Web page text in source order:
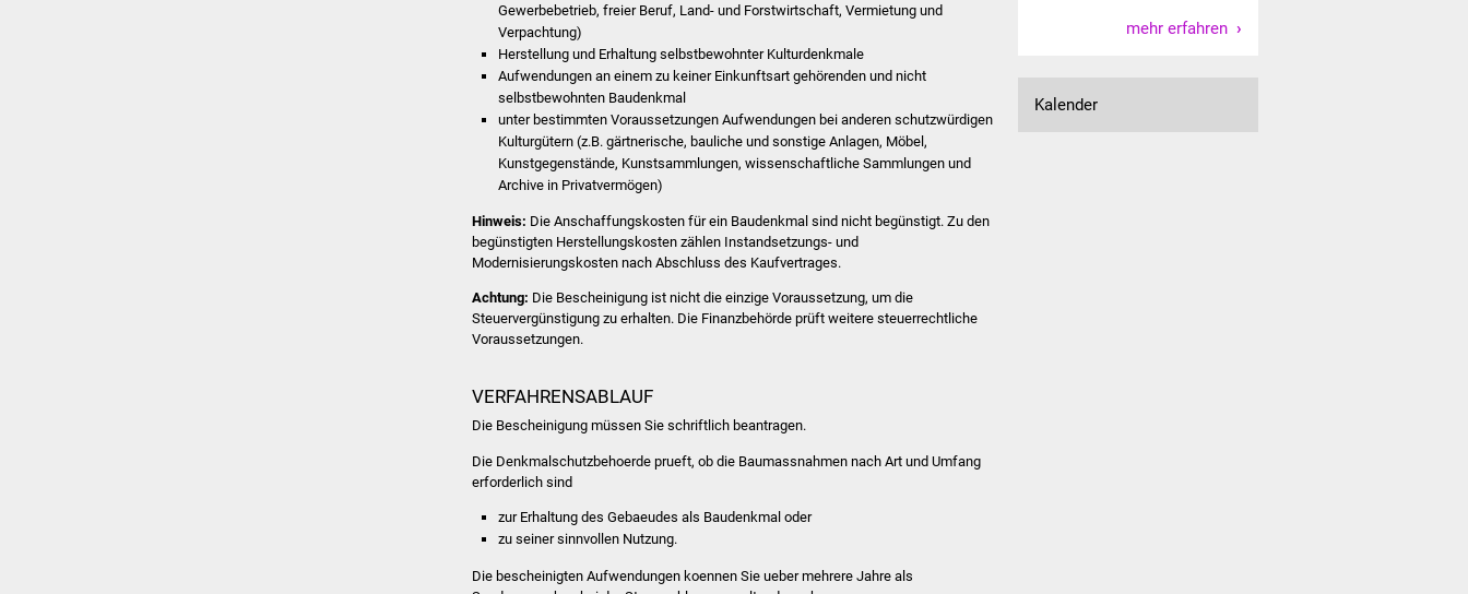
Gewerbebetrieb, freier Beruf, Land- und Forstwirtschaft, Vermietung und
Verpachtung)
Herstellung und Erhaltung selbstbewohnter Kulturdenkmale
Aufwendungen an einem zu keiner Einkunftsart gehörenden und nicht
selbstbewohnten Baudenkmal
unter bestimmten Voraussetzungen Aufwendungen bei anderen schutzwürdigen
Kulturgütern (z.B. gärtnerische, bauliche und sonstige Anlagen, Möbel,
Kunstgegenstände, Kunstsammlungen, wissenschaftliche Sammlungen und
Archive in Privatvermögen)
Hinweis: Die Anschaffungskosten für ein Baudenkmal sind nicht begünstigt. Zu den
begünstigten Herstellungskosten zählen Instandsetzungs- und
Modernisierungskosten nach Abschluss des Kaufvertrages.
Achtung: Die Bescheinigung ist nicht die einzige Voraussetzung, um die
Steuervergünstigung zu erhalten. Die Finanzbehörde prüft weitere steuerrechtliche
Voraussetzungen.
VERFAHRENSABLAUF
Die Bescheinigung müssen Sie schriftlich beantragen.
Die Denkmalschutzbehoerde prueft, ob die Baumassnahmen nach Art und Umfang
erforderlich sind
zur Erhaltung des Gebaeudes als Baudenkmal oder
zu seiner sinnvollen Nutzung.
Die bescheinigten Aufwendungen koennen Sie ueber mehrere Jahre als
mehr erfahren
Kalender